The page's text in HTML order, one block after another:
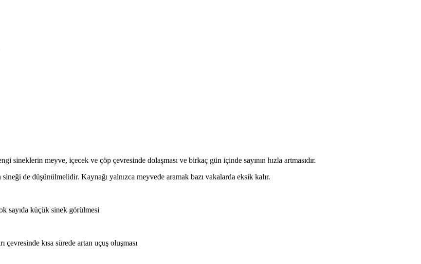
meyve, içecek ve çöp çevresinde dolaşması ve birkaç gün içinde sayının hızla artmasıdır.
de düşünülmelidir. Kaynağı yalnızca meyvede aramak bazı vakalarda eksik kalır.
sayıda küçük sinek görülmesi
çevresinde kısa sürede artan uçuş oluşması